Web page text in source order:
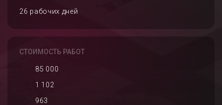
26 рабочих дней
СТОИМОСТЬ РАБОТ
85 000
1 102
963